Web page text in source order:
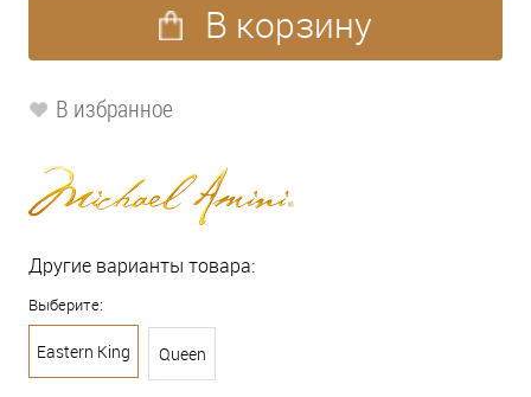
В корзину
В избранное
Другие варианты товара:
Выберите:
Eastern King Queen